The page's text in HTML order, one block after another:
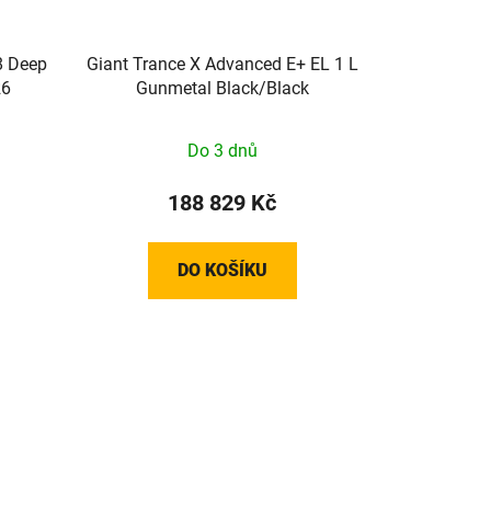
Deep
Giant Trance X Advanced E+ EL 1 L
Gunmetal Black/Black
Do 3 dnů
188 829 Kč
DO KOŠÍKU